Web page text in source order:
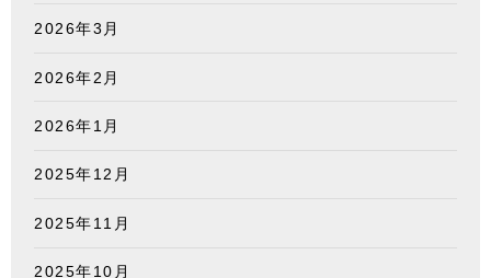
2026年3月
2026年2月
2026年1月
2025年12月
2025年11月
2025年10月